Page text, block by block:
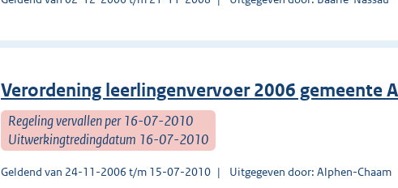
Verordening leerlingenvervoer 2006 gemeente
Regeling vervallen per 16-07-2010
Uitwerkingtredingdatum 16-07-2010
Geldend van 24-11-2006 t/m 15-07-2010 Uitgegeven door: Alphen-Chaam